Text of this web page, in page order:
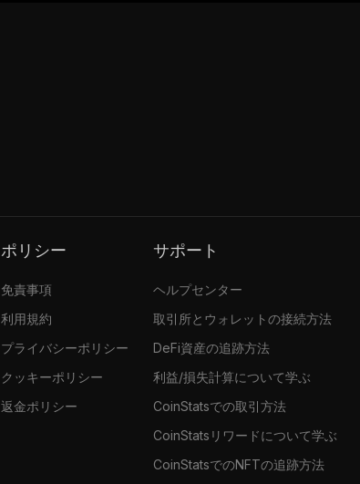
ポリシー
免責事項
利用規約
プライバシーポリシー
クッキーポリシー
返金ポリシー
サポート
ヘルプセンター
取引所とウォレットの接続方法
DeFi資産の追跡方法
利益/損失計算について学ぶ
CoinStatsでの取引方法
CoinStatsリワードについて学ぶ
CoinStatsでのNFTの追跡方法